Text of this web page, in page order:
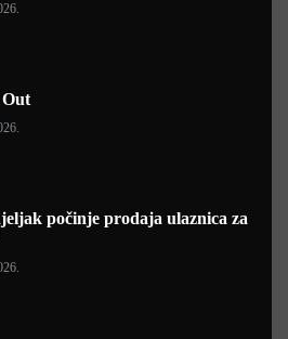
Out
počinje prodaja ulaznica za